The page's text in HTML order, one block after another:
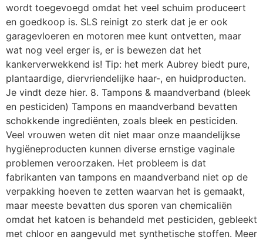
wordt toegevoegd omdat het veel schuim produceert
en goedkoop is. SLS reinigt zo sterk dat je er ook
garagevloeren en motoren mee kunt ontvetten, maar
wat nog veel erger is, er is bewezen dat het
kankerverwekkend is! Tip: het merk Aubrey biedt pure,
plantaardige, diervriendelijke haar-, en huidproducten.
Je vindt deze hier. 8. Tampons & maandverband (bleek
en pesticiden) Tampons en maandverband bevatten
schokkende ingrediënten, zoals bleek en pesticiden.
Veel vrouwen weten dit niet maar onze maandelijkse
hygiëneproducten kunnen diverse ernstige vaginale
problemen veroorzaken. Het probleem is dat
fabrikanten van tampons en maandverband niet op de
verpakking hoeven te zetten waarvan het is gemaakt,
maar meeste bevatten dus sporen van chemicaliën
omdat het katoen is behandeld met pesticiden, gebleekt
met chloor en aangevuld met synthetische stoffen. Meer